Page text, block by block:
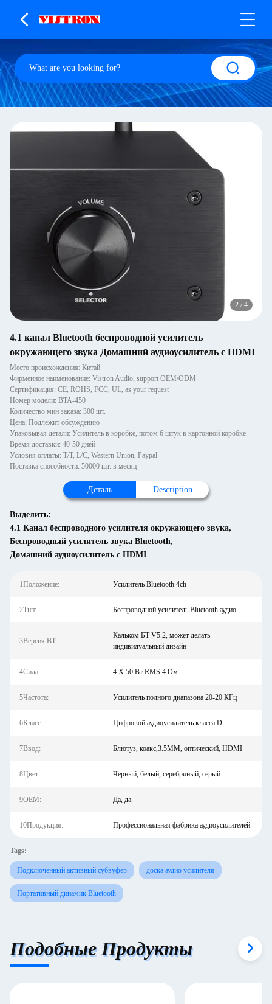
2 / 4
4.1 канал Bluetooth беспроводной усилитель
окружающего звука Домашний аудиоусилитель с HDMI
Место происхождения: Китай
Фирменное наименование: Vistron Audio, support OEM/ODM
Сертификация: CE, ROHS, FCC, UL, as your request
Номер модели: BTA-450
Количество мин заказа: 300 шт.
Цена: Подлежит обсуждению
Упаковывая детали: Усилитель в коробке, потом 6 штук в картонной коробке.
Время доставки: 40-50 дней
Условия оплаты: T/T, L/C, Western Union, Paypal
Поставка способности: 50000 шт. в месяц
Деталь Description
Выделить:
4.1 Канал беспроводного усилителя окружающего звука,
Беспроводный усилитель звука Bluetooth,
Домашний аудиоусилитель с HDMI
1Положение: Усилитель Bluetooth 4ch
2Тип: Беспроводной усилитель Bluetooth аудио
3Версия BT:
Кальком БТ V5.2, может делать
индивидуальный дизайн
4Сила: 4 X 50 Вт RMS 4 Ом
5Частота: Усилитель полного диапазона 20-20 КГц
6Класс: Цифровой аудиоусилитель класса D
7Ввод: Блютуз, коакс,3.5ММ, оптический, HDMI
8Цвет: Черный, белый, серебряный, серый
9OEM: Да, да.
10Продукция: Профессиональная фабрика аудиоусилителей
Tags:
Подключенный активный субвуфер доска аудио усилителя
Портативный динамик Bluetooth
Подобные Продукты